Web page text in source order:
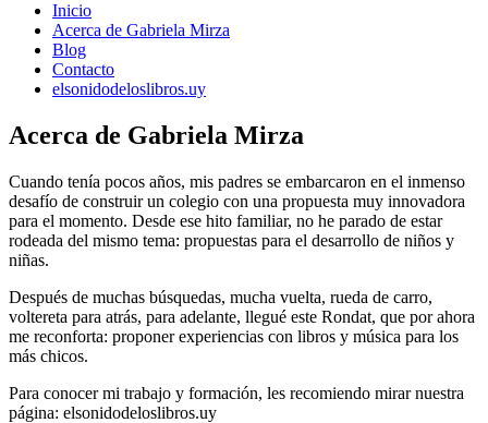
Inicio
Acerca de Gabriela Mirza
Blog
Contacto
elsonidodeloslibros.uy
Acerca de Gabriela Mirza
Cuando tenía pocos años, mis padres se embarcaron en el inmenso
desafío de construir un colegio con una propuesta muy innovadora
para el momento. Desde ese hito familiar, no he parado de estar
rodeada del mismo tema: propuestas para el desarrollo de niños y
niñas.
Después de muchas búsquedas, mucha vuelta, rueda de carro,
voltereta para atrás, para adelante, llegué este Rondat, que por ahora
me reconforta: proponer experiencias con libros y música para los
más chicos.
Para conocer mi trabajo y formación, les recomiendo mirar nuestra
página: elsonidodeloslibros.uy